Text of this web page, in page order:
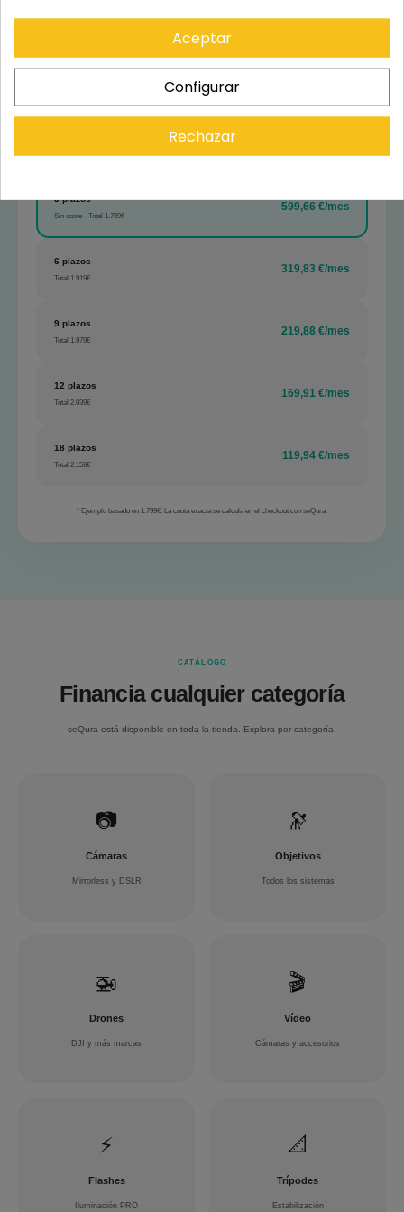
3 plazos
Sin coste · Total 1.799€
599,66 €/mes
6 plazos
Total 1.919€
319,83 €/mes
9 plazos
Total 1.979€
219,88 €/mes
12 plazos
Total 2.039€
169,91 €/mes
18 plazos
Total 2.159€
119,94 €/mes
* Ejemplo basado en 1.799€. La cuota exacta se calcula en el checkout con seQura.
CATÁLOGO
Financia cualquier categoría
seQura está disponible en toda la tienda. Explora por categoría.
📷
Cámaras
Mirrorless y DSLR
🔭
Objetivos
Todos los sistemas
🚁
Drones
DJI y más marcas
🎬
Vídeo
Cámaras y accesorios
⚡
Flashes
Iluminación PRO
📐
Trípodes
Estabilización
Aceptar
Configurar
Rechazar